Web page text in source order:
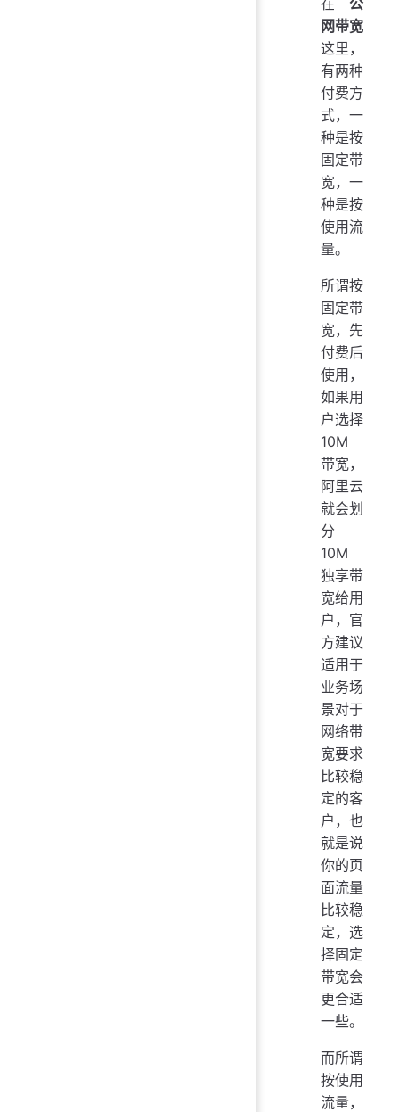
网带宽
这里，
有两种
付费方
式，一
种是按
固定带
宽，一
种是按
使用流
量。
所谓按
固定带
宽，先
付费后
使用，
如果用
户选择
10M
带宽，
阿里云
就会划
分
10M
独享带
宽给用
户，官
方建议
适用于
业务场
景对于
网络带
宽要求
比较稳
定的客
户，也
就是说
你的页
面流量
比较稳
定，选
择固定
带宽会
更合适
一些。
而所谓
按使用
流量，